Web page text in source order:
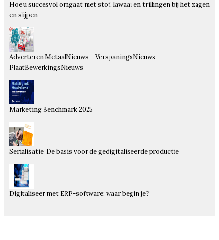
Hoe u succesvol omgaat met stof, lawaai en trillingen bij het zagen
en slijpen
Adverteren MetaalNieuws – VerspaningsNieuws –
PlaatBewerkingsNieuws
Marketing Benchmark 2025
Serialisatie: De basis voor de gedigitaliseerde productie
Digitaliseer met ERP-software: waar begin je?